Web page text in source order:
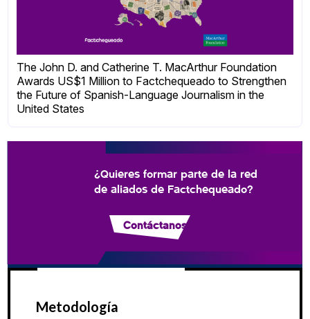
The John D. and Catherine T. MacArthur Foundation
Awards US$1 Million to Factchequeado to Strengthen
the Future of Spanish-Language Journalism in the
United States
¿Quieres formar parte de la red
de aliados de Factchequeado?
Contáctanos
Metodología